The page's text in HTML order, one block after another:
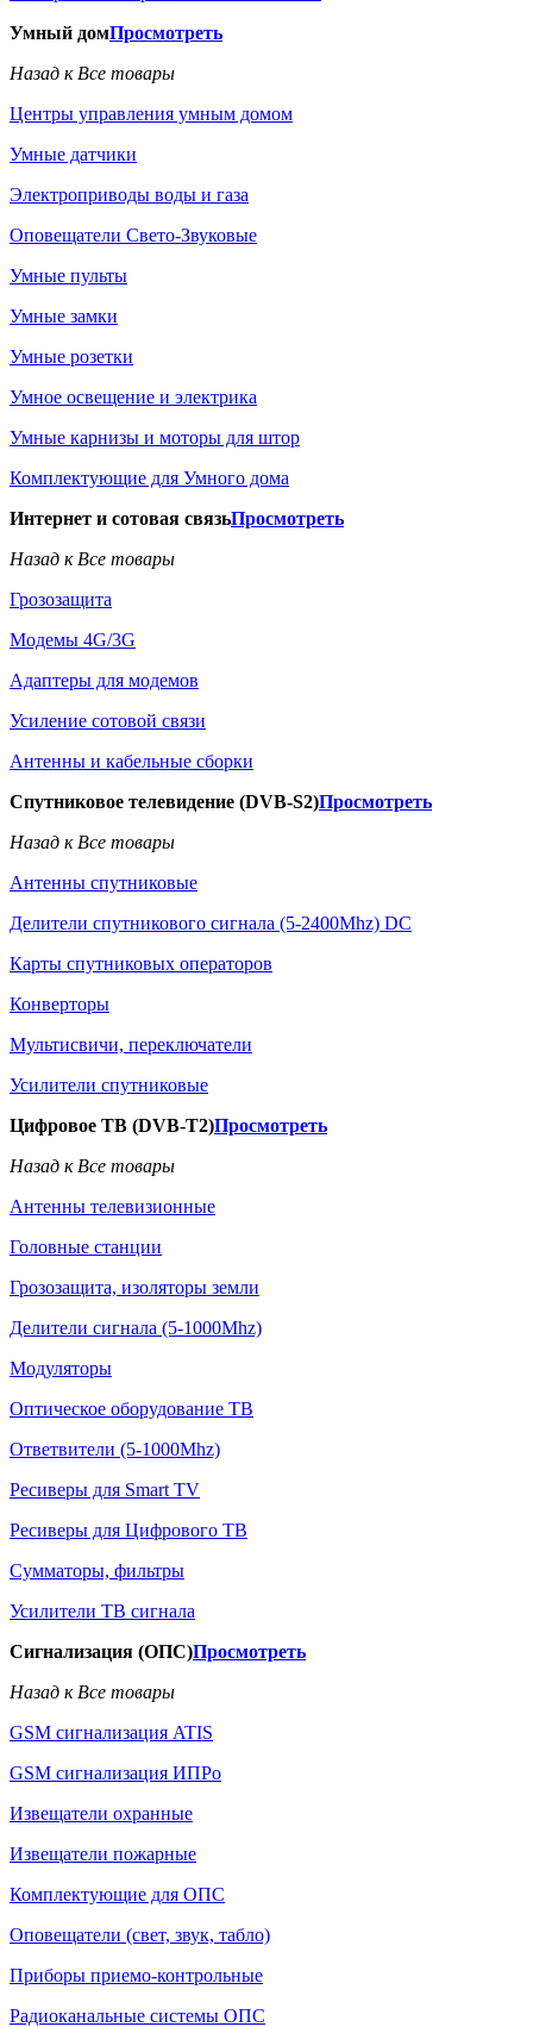
Умный домПросмотреть
Назад к Все товары
Центры управления умным домом
Умные датчики
Электроприводы воды и газа
Оповещатели Свето-Звуковые
Умные пульты
Умные замки
Умные розетки
Умное освещение и электрика
Умные карнизы и моторы для штор
Комплектующие для Умного дома
Интернет и сотовая связьПросмотреть
Назад к Все товары
Грозозащита
Модемы 4G/3G
Адаптеры для модемов
Усиление сотовой связи
Антенны и кабельные сборки
Спутниковое телевидение (DVB-S2)Просмотреть
Назад к Все товары
Антенны спутниковые
Делители спутникового сигнала (5-2400Mhz) DC
Карты спутниковых операторов
Конверторы
Мультисвичи, переключатели
Усилители спутниковые
Цифровое ТВ (DVB-T2)Просмотреть
Назад к Все товары
Антенны телевизионные
Головные станции
Грозозащита, изоляторы земли
Делители сигнала (5-1000Mhz)
Модуляторы
Оптическое оборудование ТВ
Ответвители (5-1000Mhz)
Ресиверы для Smart TV
Ресиверы для Цифрового ТВ
Сумматоры, фильтры
Усилители ТВ сигнала
Сигнализация (ОПС)Просмотреть
Назад к Все товары
GSM сигнализация ATIS
GSM сигнализация ИПРо
Извещатели охранные
Извещатели пожарные
Комплектующие для ОПС
Оповещатели (свет, звук, табло)
Приборы приемо-контрольные
Радиоканальные системы ОПС